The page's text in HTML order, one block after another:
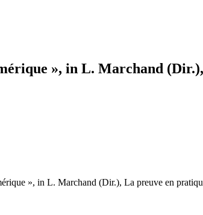
», in L. Marchand
», in L. Marchand (Dir.), La preuve en